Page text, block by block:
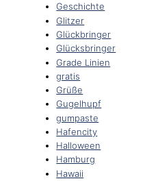
Geschichte
Glitzer
Glückbringer
Glücksbringer
Grade Linien
gratis
Grüße
Gugelhupf
gumpaste
Hafencity
Halloween
Hamburg
Hawaii